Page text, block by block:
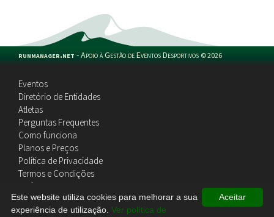
runmanager.net -Apoio à Gestão de Eventos Desportivos ©2026
Eventos
Diretório de Entidades
Atletas
Perguntas Frequentes
Como funciona
Planos e Preços
Política de Privacidade
Termos e Condições
Política de Cookies
Contactos
Aceitar
Este website utiliza cookies para melhorar a sua
experiência de utilização. Ver política de